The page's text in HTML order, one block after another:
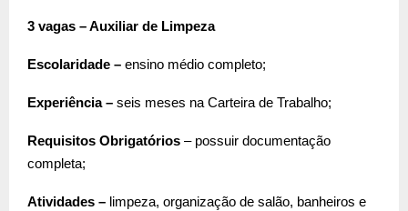
3 vagas – Auxiliar de Limpeza
Escolaridade – ensino médio completo;
Experiência – seis meses na Carteira de Trabalho;
Requisitos Obrigatórios – possuir documentação
completa;
Atividades – limpeza, organização de salão, banheiros e